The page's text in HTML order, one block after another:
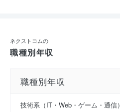
ネクストコムの
職種別年収
職種別年収
技術系（IT・Web・ゲーム・通信）